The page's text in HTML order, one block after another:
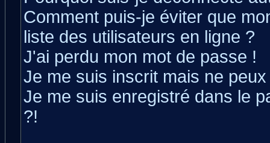
Comment puis-je éviter que
liste des utilisateurs en ligne ?
J'ai perdu mon mot de passe !
Je me suis inscrit mais ne
Je me suis enregistré dans le
?!